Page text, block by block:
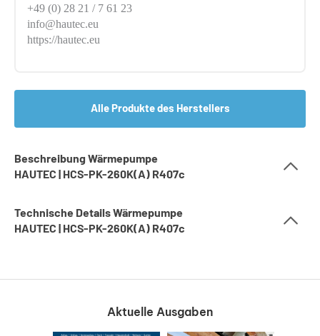
+49 (0) 28 21 / 7 61 23
info@hautec.eu
https://hautec.eu
Alle Produkte des Herstellers
Beschreibung Wärmepumpe
HAUTEC | HCS-PK-260K(A) R407c
Technische Details Wärmepumpe
HAUTEC | HCS-PK-260K(A) R407c
Aktuelle Ausgaben